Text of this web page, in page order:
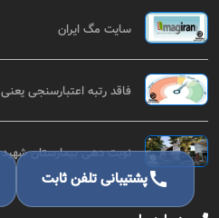
سایت مگ ایران
فاقد رتبه اعتبارسنجی
نوبت دهی بیمارستان شهید
callپشتیبانی تلفن ثابت